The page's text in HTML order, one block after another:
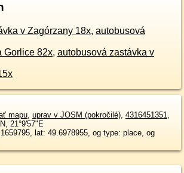
v Zagórzany 18x, autobusová
Gorlice 82x, autobusová zastávka v
mapu, uprav v JOSM (pokročilé), 4316451351,
, 21°9'57"E
lat: 49.6978955, og type: place, og